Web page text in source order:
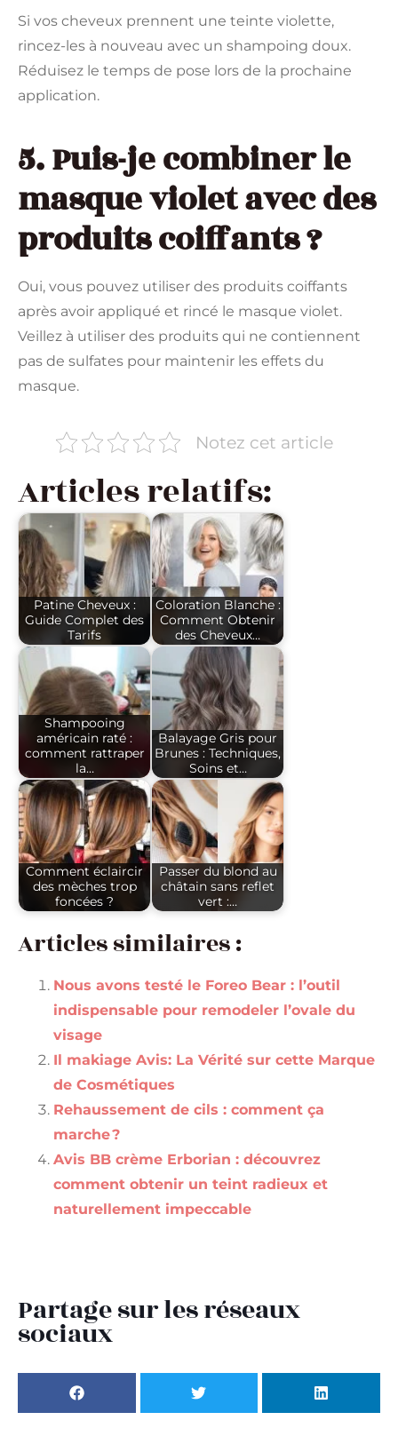
Si vos cheveux prennent une teinte violette,
rincez-les à nouveau avec un shampoing doux.
Réduisez le temps de pose lors de la prochaine
application.
5. Puis-je combiner le
masque violet avec des
produits coiffants ?
Oui, vous pouvez utiliser des produits coiffants
après avoir appliqué et rincé le masque violet.
Veillez à utiliser des produits qui ne contiennent
pas de sulfates pour maintenir les effets du
masque.
Notez cet article
Articles relatifs:
Patine Cheveux :
Guide Complet des
Tarifs
Coloration Blanche :
Comment Obtenir
des Cheveux…
Shampooing
américain raté :
comment rattraper
la…
Balayage Gris pour
Brunes : Techniques,
Soins et…
Comment éclaircir
des mèches trop
foncées ?
Passer du blond au
châtain sans reflet
vert :…
Articles similaires :
Nous avons testé le Foreo Bear : l’outil
indispensable pour remodeler l’ovale du
visage
Il makiage Avis: La Vérité sur cette Marque
de Cosmétiques
Rehaussement de cils : comment ça
marche ?
Avis BB crème Erborian : découvrez
comment obtenir un teint radieux et
naturellement impeccable
Partage sur les réseaux
sociaux